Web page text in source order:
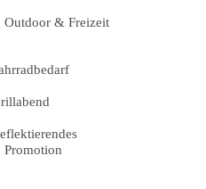
Outdoor & Freizeit
Promotion